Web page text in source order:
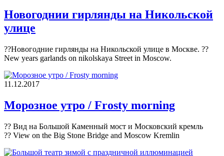
Новогоднии гирлянды на Никольской
улице
??Новогодние гирлянды на Никольской улице в Москве. ??
New years garlands on nikolskaya Street in Moscow.
11.12.2017
Морозное утро / Frosty morning
?? Вид на Большой Каменный мост и Московский кремль
?? View on the Big Stone Bridge and Moscow Kremlin